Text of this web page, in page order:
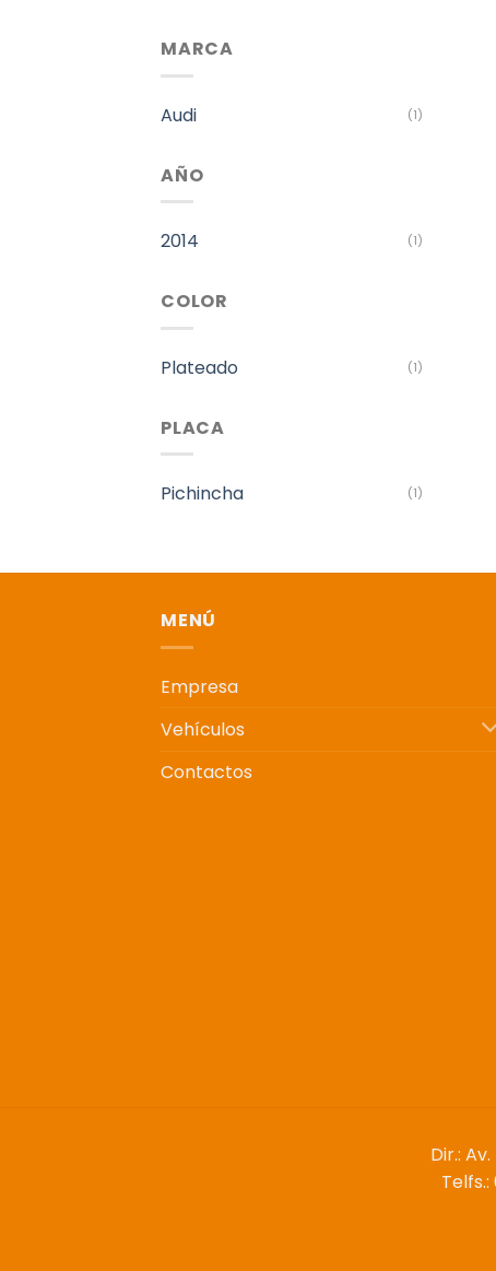
MARCA
Audi (1)
AÑO
2014 (1)
COLOR
Plateado (1)
PLACA
Pichincha (1)
MENÚ
Empresa
Vehículos
Contactos
Dir.: